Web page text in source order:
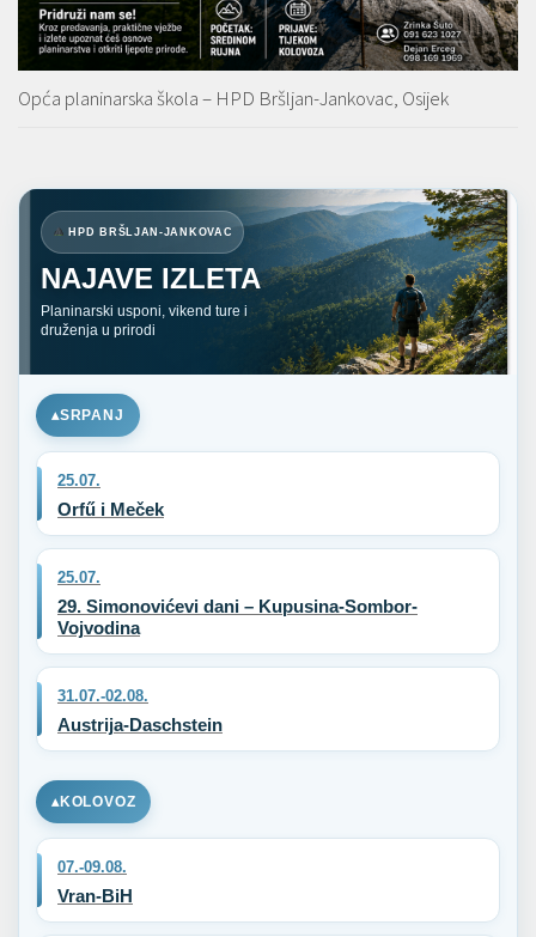
Opća planinarska škola – HPD Bršljan-Jankovac, Osijek
HPD BRŠLJAN-JANKOVAC
NAJAVE IZLETA
Planinarski usponi, vikend ture i
druženja u prirodi
SRPANJ
25.07.
Orfű i Meček
25.07.
29. Simonovićevi dani – Kupusina-Sombor-
Vojvodina
31.07.-02.08.
Austrija-Daschstein
KOLOVOZ
07.-09.08.
Vran-BiH